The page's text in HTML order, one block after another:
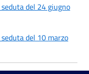
del 24 giugno
del 10 marzo